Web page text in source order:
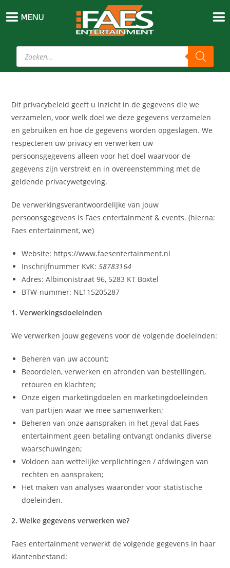
Dit privacybeleid geeft u inzicht in de gegevens die we
verzamelen, voor welk doel we deze gegevens verzamelen
en gebruiken en hoe de gegevens worden opgeslagen. We
respecteren uw privacy en verwerken uw
persoonsgegevens alleen voor het doel waarvoor de
gegevens zijn verstrekt en in overeenstemming met de
geldende privacywetgeving.
De verwerkingsverantwoordelijke van jouw
persoonsgegevens is Faes entertainment & events. (hierna:
Faes entertainment, we)
Website: https://www.faesentertainment.nl
Inschrijfnummer KvK:58783164
Adres: Albinonistraat 96, 5283 KT Boxtel
BTW-nummer: NL115205287
1. Verwerkingsdoeleinden
We verwerken jouw gegevens voor de volgende doeleinden:
Beheren van uw account;
Beoordelen, verwerken en afronden van bestellingen,
retouren en klachten;
Onze eigen marketingdoelen en marketingdoeleinden
van partijen waar we mee samenwerken;
Beheren van onze aanspraken in het geval dat Faes
entertainment geen betaling ontvangt ondanks diverse
waarschuwingen;
Voldoen aan wettelijke verplichtingen / afdwingen van
rechten en aanspraken;
Het maken van analyses waaronder voor statistische
doeleinden.
2. Welke gegevens verwerken we?
Faes entertainment verwerkt de volgende gegevens in haar
klantenbestand:
MENU